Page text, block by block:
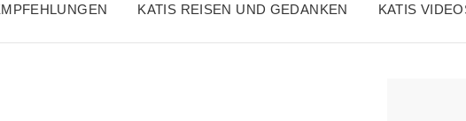
KATIS REISEN UND GEDANKEN KATIS